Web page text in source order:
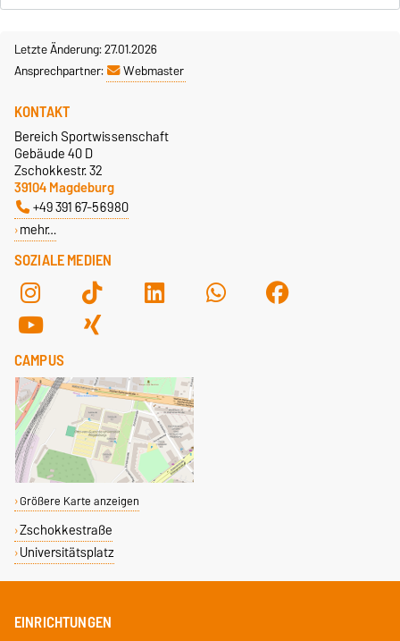
Letzte Änderung: 27.01.2026
Ansprechpartner:
Webmaster
SOZIALE MEDIEN
KONTAKT
Bereich Sportwissenschaft
Gebäude 40 D
Zschokkestr. 32
39104 Magdeburg
+49 391 67-56980
mehr…
CAMPUS
Größere Karte anzeigen
Zschokkestraße
Universitätsplatz
EINRICHTUNGEN